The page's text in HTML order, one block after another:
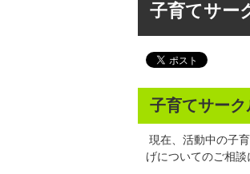
子育てサー
子育てサー
現在、活動中の子
げについてのご相談